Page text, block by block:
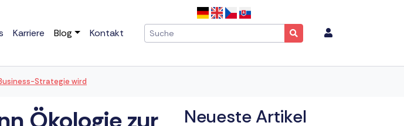
Karriere Blog Kontakt
Strategie wird
Neueste Artikel